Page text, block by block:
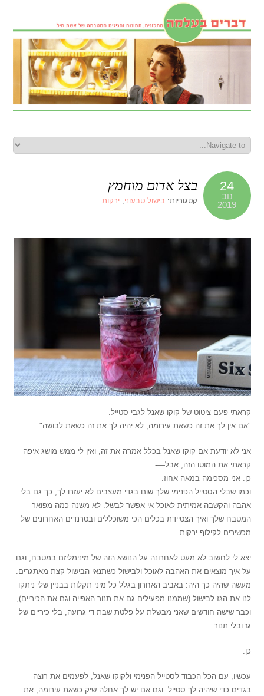
24
נוב
2019
בצל אדום מוחמץ
קטגוריות:בישול טבעוני,ירקות
קראתי פעם ציטוט של קוקו שאנל לגבי סטייל:
"אם אין לך את זה כשאת עירומה, לא יהיה לך את זה כשאת לבושה".
אני לא יודעת אם קוקו שאנל בכלל אמרה את זה, ואין לי ממש מושג איפה
קראתי את המוטו הזה, אבל—-
כן. אני מסכימה במאה אחוז.
וכמו שבלי הסטייל הפנימי שלך שום בגדי מעצבים לא יעזרו לך, כך גם בלי
אהבה והקשבה אמיתית לאוכל אי אפשר לבשל. לא משנה כמה מפואר
המטבח שלך ואיך הצטיידת בכלים הכי משוכללים ובטרנדים האחרונים של
מכשירים לקילוף ירקות.
יצא לי לחשוב לא מעט לאחרונה על הנושא הזה של מינימליזם במטבח, וגם
על איך מוצאים את האהבה לאוכל ולבישול כשתנאי הבישול קצת מאתגרים.
מעשה שהיה כך היה: באביב האחרון בגלל כל מיני תקלות בבניין שלי ניתקו
לנו את הגז לבישול (שממנו מפעילים גם את תנור האפייה וגם את הכיריים),
וכבר שישה חודשים שאני מבשלת על פלטת שבת די גרועה, בלי כיריים של
גז ובלי תנור.
כן.
עכשיו, עם הכל הכבוד לסטייל הפנימי ולקוקו שאנל, לפעמים את רוצה
בגדים כדי שיהיה לך סטייל. וגם אם יש לך אחלה שיק כשאת עירומה, את